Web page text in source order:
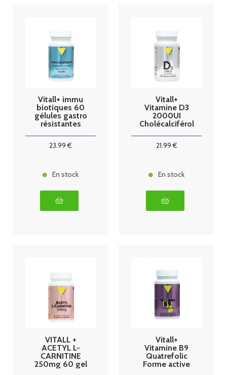
Vitall+ immu
biotiques 60
gélules gastro
résistantes
23.99 €
En stock
Vitall+
Vitamine D3
2000UI
Cholécalciférol
21.99€
En stock
VITALL +
ACETYL L-
CARNITINE
250mg 60 gel
Vitall+
Vitamine B9
Quatrefolic
Forme active